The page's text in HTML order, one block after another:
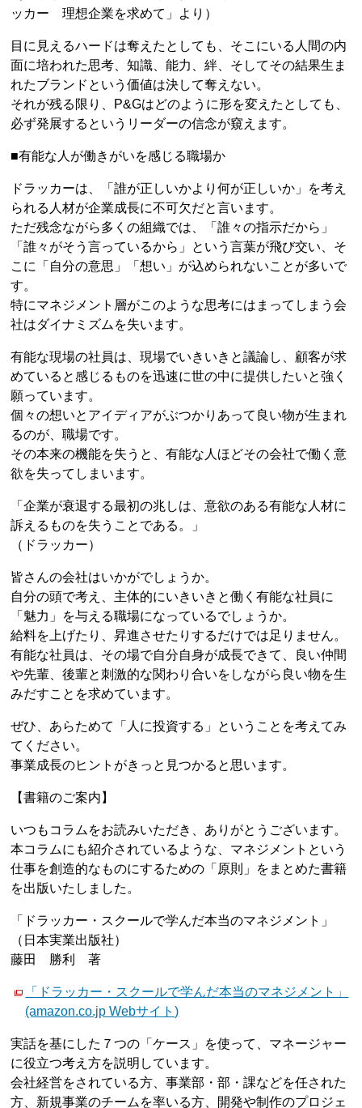
ッカー 理想企業を求めて」より）
目に見えるハードは奪えたとしても、そこにいる人間の内
面に培われた思考、知識、能力、絆、そしてその結果生ま
れたブランドという価値は決して奪えない。
それが残る限り、P&Gはどのように形を変えたとしても、
必ず発展するというリーダーの信念が窺えます。
■有能な人が働きがいを感じる職場か
ドラッカーは、「誰が正しいかより何が正しいか」を考え
られる人材が企業成長に不可欠だと言います。
ただ残念ながら多くの組織では、「誰々の指示だから」
「誰々がそう言っているから」という言葉が飛び交い、そ
こに「自分の意思」「想い」が込められないことが多いで
す。
特にマネジメント層がこのような思考にはまってしまう会
社はダイナミズムを失います。
有能な現場の社員は、現場でいきいきと議論し、顧客が求
めていると感じるものを迅速に世の中に提供したいと強く
願っています。
個々の想いとアイディアがぶつかりあって良い物が生まれ
るのが、職場です。
その本来の機能を失うと、有能な人ほどその会社で働く意
欲を失ってしまいます。
「企業が衰退する最初の兆しは、意欲のある有能な人材に
訴えるものを失うことである。」
（ドラッカー）
皆さんの会社はいかがでしょうか。
自分の頭で考え、主体的にいきいきと働く有能な社員に
「魅力」を与える職場になっているでしょうか。
給料を上げたり、昇進させたりするだけでは足りません。
有能な社員は、その場で自分自身が成長できて、良い仲間
や先輩、後輩と刺激的な関わり合いをしながら良い物を生
みだすことを求めています。
ぜひ、あらためて「人に投資する」ということを考えてみ
てください。
事業成長のヒントがきっと見つかると思います。
【書籍のご案内】
いつもコラムをお読みいただき、ありがとうございます。
本コラムにも紹介されているような、マネジメントという
仕事を創造的なものにするための「原則」をまとめた書籍
を出版いたしました。
「ドラッカー・スクールで学んだ本当のマネジメント」
（日本実業出版社）
藤田 勝利 著
「ドラッカー・スクールで学んだ本当のマネジメント」
(amazon.co.jp Webサイト)
実話を基にした７つの「ケース」を使って、マネージャー
に役立つ考え方を説明しています。
会社経営をされている方、事業部・部・課などを任された
方、新規事業のチームを率いる方、開発や制作のプロジェ